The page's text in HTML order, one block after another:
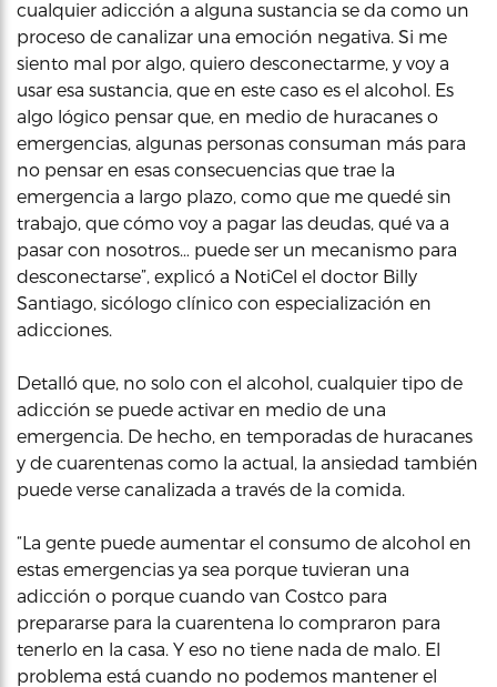
cualquier adicción a alguna sustancia se da como un
proceso de canalizar una emoción negativa. Si me
siento mal por algo, quiero desconectarme, y voy a
usar esa sustancia, que en este caso es el alcohol. Es
algo lógico pensar que, en medio de huracanes o
emergencias, algunas personas consuman más para
no pensar en esas consecuencias que trae la
emergencia a largo plazo, como que me quedé sin
trabajo, que cómo voy a pagar las deudas, qué va a
pasar con nosotros… puede ser un mecanismo para
desconectarse”, explicó a NotiCel el doctor Billy
Santiago, sicólogo clínico con especialización en
adicciones.
Detalló que, no solo con el alcohol, cualquier tipo de
adicción se puede activar en medio de una
emergencia. De hecho, en temporadas de huracanes
y de cuarentenas como la actual, la ansiedad también
puede verse canalizada a través de la comida.
“La gente puede aumentar el consumo de alcohol en
estas emergencias ya sea porque tuvieran una
adicción o porque cuando van Costco para
prepararse para la cuarentena lo compraron para
tenerlo en la casa. Y eso no tiene nada de malo. El
problema está cuando no podemos mantener el